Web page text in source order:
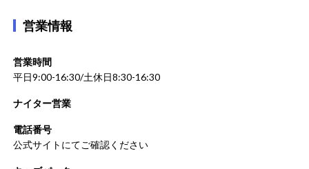
営業情報
営業時間
平日9:00-16:30/土休日8:30-16:30
ナイター営業
電話番号
公式サイトにてご確認ください